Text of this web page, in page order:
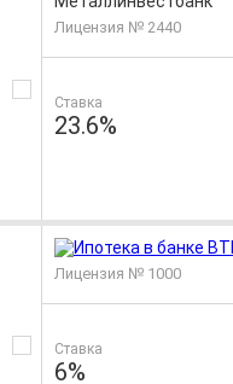
Лицензия № 2440
Ставка
23.6%
Лицензия № 1000
Ставка
6%